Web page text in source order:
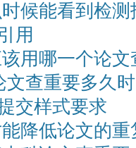
候能看到检测
用
用哪一个论
文查重要多久
交样式要求
降低论文的